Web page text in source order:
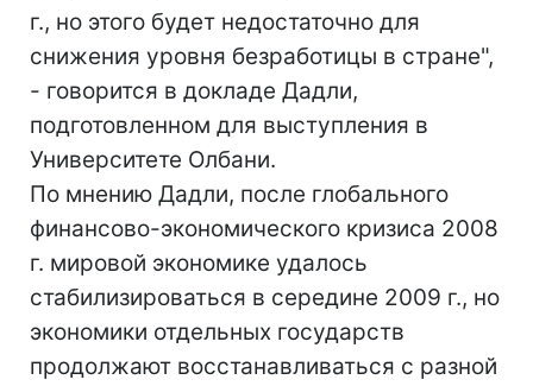
г., но этого будет недостаточно для
снижения уровня безработицы в стране",
- говорится в докладе Дадли,
подготовленном для выступления в
Университете Олбани.
По мнению Дадли, после глобального
финансово-экономического кризиса 2008
г. мировой экономике удалось
стабилизироваться в середине 2009 г., но
экономики отдельных государств
продолжают восстанавливаться с разной